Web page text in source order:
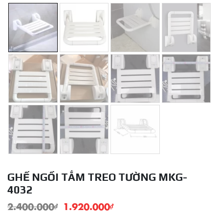
GHẾ NGỒI TẮM TREO TƯỜNG MKG-
4032
2.400.000₫ 1.920.000₫